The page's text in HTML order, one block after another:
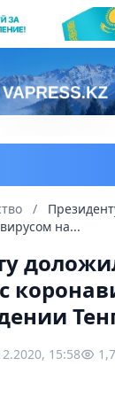
/
на...
15:58